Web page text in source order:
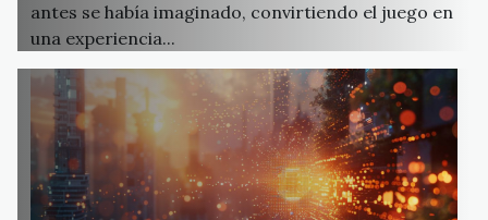
antes se había imaginado, convirtiendo el juego en
una experiencia...